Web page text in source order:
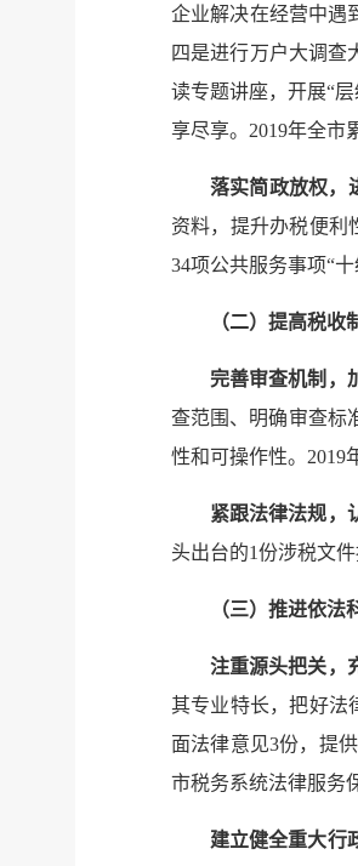
企业解决在经营中遇
四是进行万户大调查
读专题讲座，开展“
享尽享。 2019年全市
落实简政放权，
资料，提升办税便利
34项公共服务事项“
（二）提高税收
完善审查机制，
查范围、明确审查标
性和可操作性。 2019
紧跟法律法规，
头出台的1份涉税文
（三）推进依法
注重源头把关，
其专业特长，把好法
面法律意见3份，提
市税务系统法律服务
建立健全重大行